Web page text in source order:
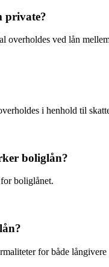
private?
overholdes ved lån
i henhold til
boliglån?
boliglånet.
for både långivere